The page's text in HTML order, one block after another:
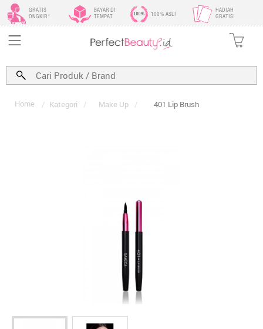
GRATIS
ONGKIR*
BAYAR DI
TEMPAT
100% ASLI
HADIAH
GRATIS!
Home / Kategori / Make Up / 401 Lip Brush